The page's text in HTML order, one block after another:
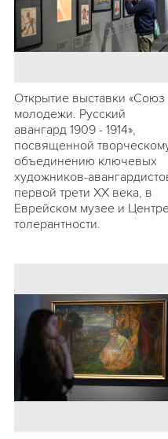
Открытие выставки «Союз
молодежи. Русский
авангард 1909 - 1914»,
посвященной
объединению ключевых
художников-
первой трети ХХ века, в
Еврейском музее и
толерантности.